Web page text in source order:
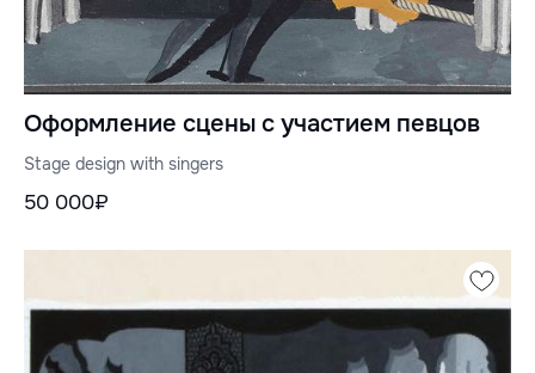
Оформление сцены с участием певцов
Stage design with singers
50 000₽